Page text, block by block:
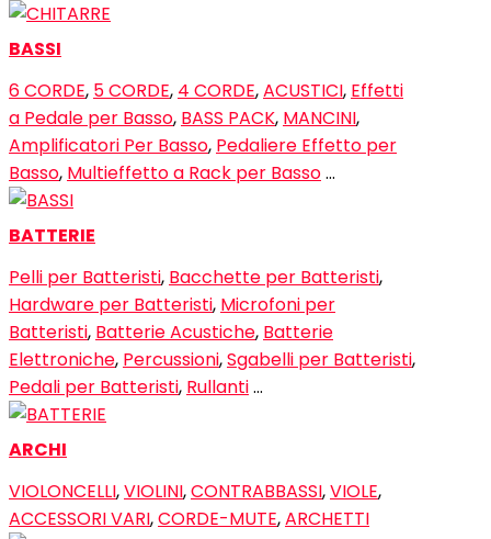
BASSI
6 CORDE, 5 CORDE, 4 CORDE,ACUSTICI, Effetti
a Pedale per Basso, BASS PACK, MANCINI,
Amplificatori Per Basso, Pedaliere Effetto per
Basso, Multieffetto a Rack per Basso…
BATTERIE
Pelli per Batteristi, Bacchette per Batteristi,
Hardware per Batteristi, Microfoni per
Batteristi, Batterie Acustiche, Batterie
Elettroniche, Percussioni,Sgabelli per Batteristi,
Pedali per Batteristi, Rullanti…
ARCHI
VIOLONCELLI,VIOLINI,CONTRABBASSI,VIOLE,
ACCESSORI VARI,CORDE-MUTE,ARCHETTI